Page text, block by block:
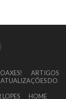
ARTIGOS
ATUALIZAÇÕES DO
HOME